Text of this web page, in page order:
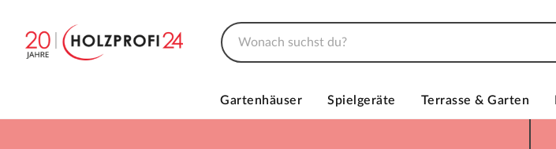
Gartenhäuser Spielgeräte Terrasse & Garten